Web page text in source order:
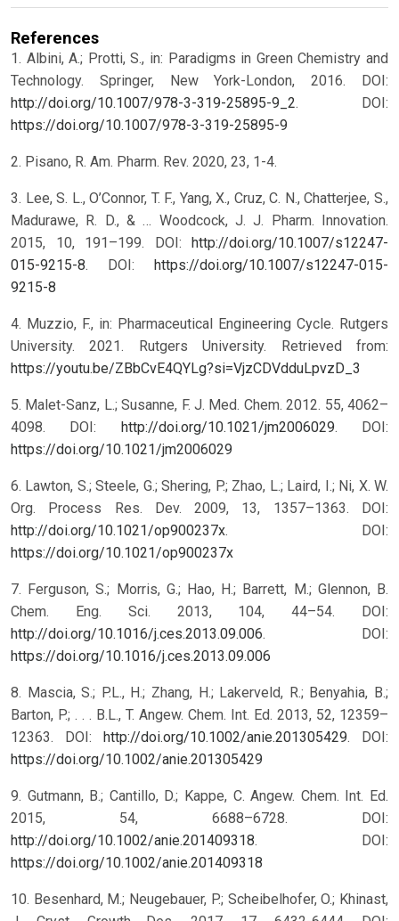
References
1. Albini, A.; Protti, S., in: Paradigms in Green Chemistry and
Technology. Springer, New York-London, 2016. DOI:
http://doi.org/10.1007/978-3-319-25895-9_2. DOI:
https://doi.org/10.1007/978-3-319-25895-9
2. Pisano, R. Am. Pharm. Rev. 2020, 23, 1-4.
3. Lee, S. L., O’Connor, T. F., Yang, X., Cruz, C. N., Chatterjee, S.,
Madurawe, R. D., & … Woodcock, J. J. Pharm. Innovation.
2015, 10, 191–199. DOI: http://doi.org/10.1007/s12247-
015-9215-8. DOI: https://doi.org/10.1007/s12247-015-
9215-8
4. Muzzio, F., in: Pharmaceutical Engineering Cycle. Rutgers
University. 2021. Rutgers University. Retrieved from:
https://youtu.be/ZBbCvE4QYLg?si=VjzCDVdduLpvzD_3
5. Malet-Sanz, L.; Susanne, F. J. Med. Chem. 2012. 55, 4062–
4098. DOI: http://doi.org/10.1021/jm2006029. DOI:
https://doi.org/10.1021/jm2006029
6. Lawton, S.; Steele, G.; Shering, P.; Zhao, L.; Laird, I.; Ni, X. W.
Org. Process Res. Dev. 2009, 13, 1357–1363. DOI:
http://doi.org/10.1021/op900237x. DOI:
https://doi.org/10.1021/op900237x
7. Ferguson, S.; Morris, G.; Hao, H.; Barrett, M.; Glennon, B.
Chem. Eng. Sci. 2013, 104, 44–54. DOI:
http://doi.org/10.1016/j.ces.2013.09.006. DOI:
https://doi.org/10.1016/j.ces.2013.09.006
8. Mascia, S.; P.L., H.; Zhang, H.; Lakerveld, R.; Benyahia, B.;
Barton, P.; . . . B.L., T. Angew. Chem. Int. Ed. 2013, 52, 12359–
12363. DOI: http://doi.org/10.1002/anie.201305429. DOI:
https://doi.org/10.1002/anie.201305429
9. Gutmann, B.; Cantillo, D.; Kappe, C. Angew. Chem. Int. Ed.
2015, 54, 6688–6728. DOI:
http://doi.org/10.1002/anie.201409318. DOI:
https://doi.org/10.1002/anie.201409318
10. Besenhard, M.; Neugebauer, P.; Scheibelhofer, O.; Khinast,